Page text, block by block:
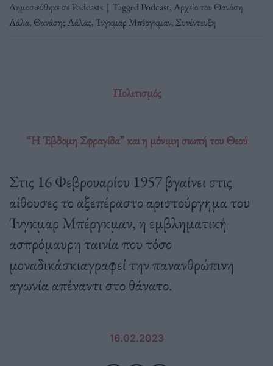
Δημοσιεύθηκε σεPodcasts | TaggedPodcast,Αρχείο του Θανάση
Λάλα, Θανάσης Λάλας,Ίνγκμαρ Μπέργκμαν, Συνέντευξη
Πολιτισμός
“Η Έβδομη Σφραγίδα” και η μόνιμη σιωπή του Θεού
Στις 16 Φεβρουαρίου 1957 βγαίνει στις
αίθουσες το αξεπέραστο αριστούργημα του
Ίνγκμαρ Μπέργκμαν, η εμβληματική
ασπρόμαυρη ταινία που τόσο
μοναδικάσκιαγραφεί την πανανθρώπινη
αγωνία απέναντι στο θάνατο.
16.02.2023